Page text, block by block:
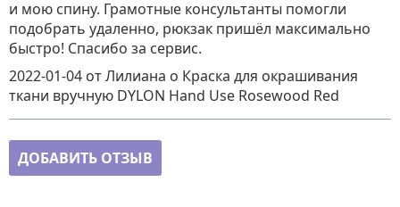
и мою спину. Грамотные консультанты помогли
подобрать удаленно, рюкзак пришёл максимально
быстро! Спасибо за сервис.
2022-01-04 от Лилиана о Краска для окрашивания
ткани вручную DYLON Hand Use Rosewood Red
ДОБАВИТЬ ОТЗЫВ